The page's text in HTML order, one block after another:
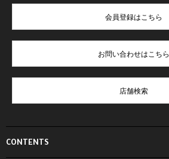
CONTENTS
会員登録はこちら
お問い合わせはこちら
店舗検索